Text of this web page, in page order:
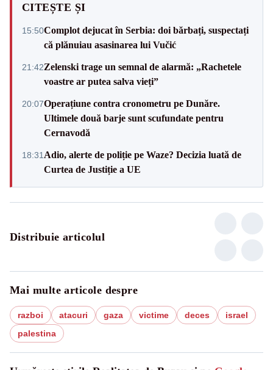
CITEȘTE ȘI
15:50Complot dejucat în Serbia: doi bărbați, suspectați
că plănuiau asasinarea lui Vučić
21:42Zelenski trage un semnal de alarmă: „Rachetele
voastre ar putea salva vieți”
20:07Operațiune contra cronometru pe Dunăre.
Ultimele două barje sunt scufundate pentru
Cernavodă
18:31 Adio, alerte de poliție pe Waze? Decizia luată de
Curtea de Justiție a UE
Distribuie articolul
Mai multe articole despre
razboi atacuri gaza victime deces
israel
palestina